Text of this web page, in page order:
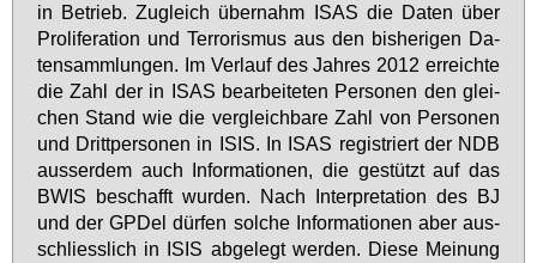
in Be­trieb. Zu­gleich über­nahm ISAS die Da­ten über
Pro­li­fe­ra­ti­on und Ter­ro­ris­mus aus den bis­he­ri­gen Da­
ten­samm­lun­gen. Im Ver­lauf des Jah­res 2012 er­reich­te
die Zahl der in ISAS be­ar­bei­te­ten Per­so­nen den glei­
chen Stand wie die ver­gleich­ba­re Zahl von Per­so­nen
und Dritt­per­so­nen in ISIS. In ISAS re­gis­triert der NDB
aus­ser­dem auch In­for­ma­tio­nen, die ge­stützt auf das
BWIS be­schafft wur­den. Nach In­ter­pre­ta­ti­on des BJ
und der GPDel dür­fen sol­che In­for­ma­tio­nen aber aus­
schliess­lich in ISIS ab­ge­legt wer­den. Die­se Mei­nung